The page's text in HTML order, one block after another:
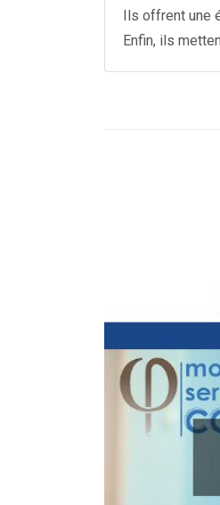
Ils offrent une
Enfin, ils